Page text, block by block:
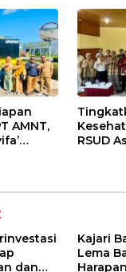
AMNT,
RSUD
dan
Kajari
Lema